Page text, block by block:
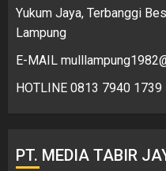
Yukum Jaya, Terbanggi
Lampung
E-MAIL
HOTLINE 0813 7940
PT. MEDIA TABIR